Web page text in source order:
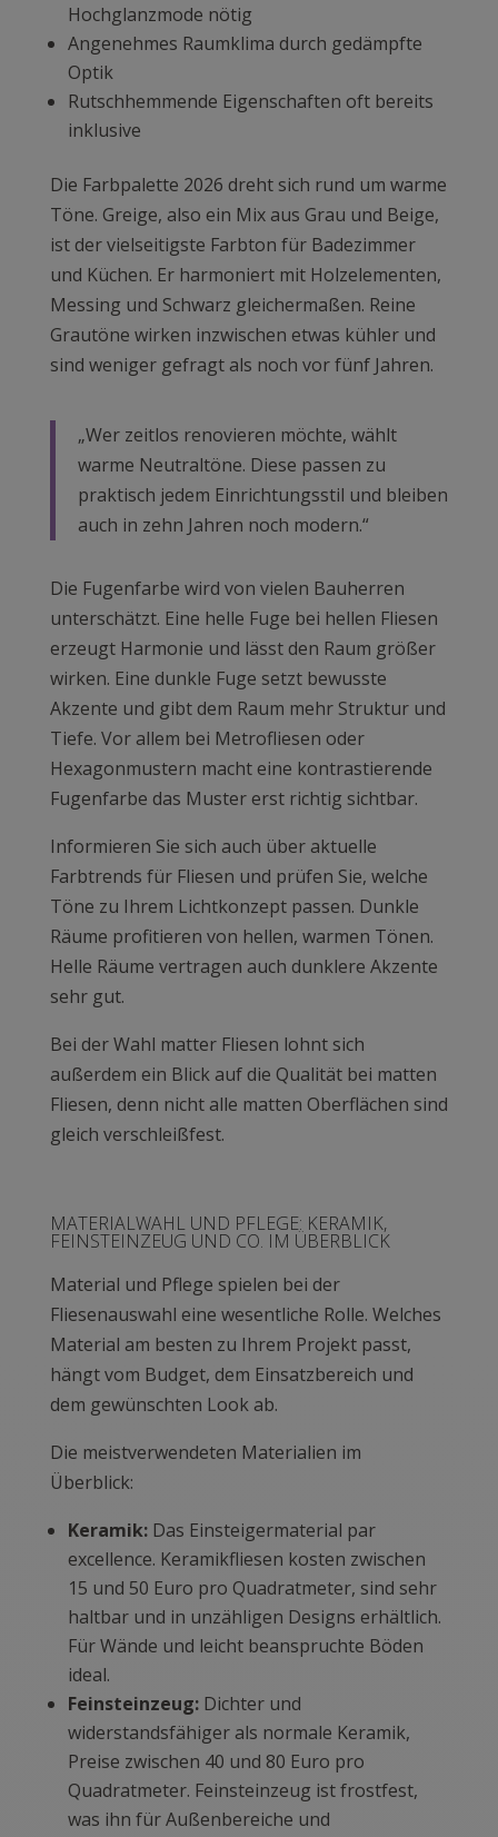
Hochglanzmode nötig
Angenehmes Raumklima durch gedämpfte
Optik
Rutschhemmende Eigenschaften oft bereits
inklusive
Die Farbpalette 2026 dreht sich rund um warme
Töne. Greige, also ein Mix aus Grau und Beige,
ist der vielseitigste Farbton für Badezimmer
und Küchen. Er harmoniert mit Holzelementen,
Messing und Schwarz gleichermaßen. Reine
Grautöne wirken inzwischen etwas kühler und
sind weniger gefragt als noch vor fünf Jahren.
„Wer zeitlos renovieren möchte, wählt
warme Neutraltöne. Diese passen zu
praktisch jedem Einrichtungsstil und bleiben
auch in zehn Jahren noch modern.“
Die Fugenfarbe wird von vielen Bauherren
unterschätzt. Eine helle Fuge bei hellen Fliesen
erzeugt Harmonie und lässt den Raum größer
wirken. Eine dunkle Fuge setzt bewusste
Akzente und gibt dem Raum mehr Struktur und
Tiefe. Vor allem bei Metrofliesen oder
Hexagonmustern macht eine kontrastierende
Fugenfarbe das Muster erst richtig sichtbar.
Informieren Sie sich auch über aktuelle
Farbtrends für Fliesen und prüfen Sie, welche
Töne zu Ihrem Lichtkonzept passen. Dunkle
Räume profitieren von hellen, warmen Tönen.
Helle Räume vertragen auch dunklere Akzente
sehr gut.
Bei der Wahl matter Fliesen lohnt sich
außerdem ein Blick auf die Qualität bei matten
Fliesen, denn nicht alle matten Oberflächen sind
gleich verschleißfest.
MATERIALWAHL UND PFLEGE: KERAMIK,
FEINSTEINZEUG UND CO. IM ÜBERBLICK
Material und Pflege spielen bei der
Fliesenauswahl eine wesentliche Rolle. Welches
Material am besten zu Ihrem Projekt passt,
hängt vom Budget, dem Einsatzbereich und
dem gewünschten Look ab.
Die meistverwendeten Materialien im
Überblick:
Keramik:Das Einsteigermaterial par
excellence. Keramikfliesen kosten zwischen
15 und 50 Euro pro Quadratmeter, sind sehr
haltbar und in unzähligen Designs erhältlich.
Für Wände und leicht beanspruchte Böden
ideal.
Feinsteinzeug:Dichter und
widerstandsfähiger als normale Keramik,
Preise zwischen 40 und 80 Euro pro
Quadratmeter. Feinsteinzeug ist frostfest,
was ihn für Außenbereiche und